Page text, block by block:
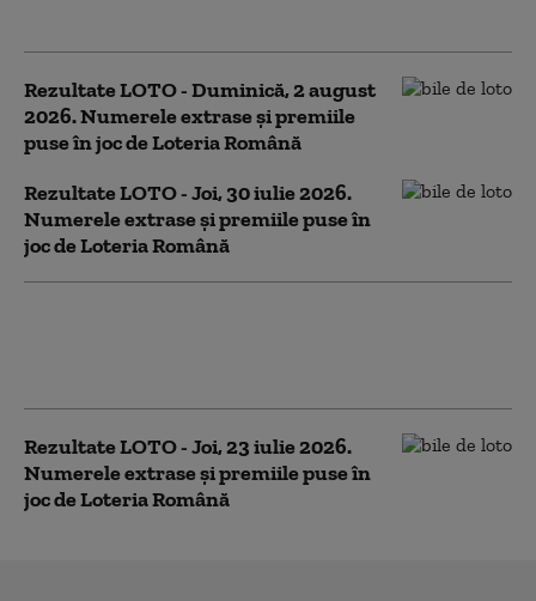
Rezultate LOTO - Duminică, 2 august
2026. Numerele extrase și premiile
puse în joc de Loteria Română
Rezultate LOTO - Joi, 30 iulie 2026.
Numerele extrase și premiile puse în
joc de Loteria Română
Rezultate LOTO - Joi, 23 iulie 2026.
Numerele extrase și premiile puse în
joc de Loteria Română